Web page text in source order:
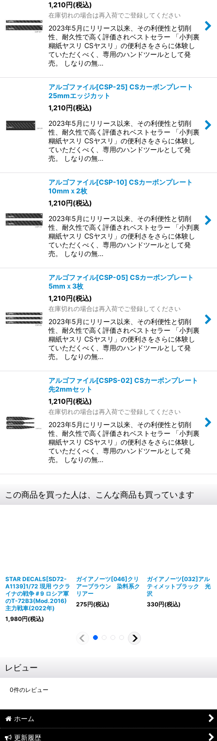
1,210円(税込)
在庫切れの場合は再入荷でご登録してください
2023年5月にリリース以来、その利便性と切削
性、耐久性で高く評価されベストセラー 「小判裏
糊紙ヤスリ CSヤスリ」の便利さをさらに体験し
ていただくべく、専用のハンドツールとして発
売。 しなりの無…
アルゴファイル[CSP-25] CSカーボンプレート
25mmエッジカット
1,210円(税込)
2023年5月にリリース以来、その利便性と切削
性、耐久性で高く評価されベストセラー 「小判裏
糊紙ヤスリ CSヤスリ」の便利さをさらに体験し
ていただくべく、専用のハンドツールとして発
売。 しなりの無…
アルゴファイル[CSP-10] CSカーボンプレート
10mmｘ2枚
1,210円(税込)
2023年5月にリリース以来、その利便性と切削
性、耐久性で高く評価されベストセラー 「小判裏
糊紙ヤスリ CSヤスリ」の便利さをさらに体験し
ていただくべく、専用のハンドツールとして発
売。 しなりの無…
アルゴファイル[CSP-05] CSカーボンプレート
5mmｘ3枚
1,210円(税込)
在庫切れの場合は再入荷でご登録してください
2023年5月にリリース以来、その利便性と切削
性、耐久性で高く評価されベストセラー 「小判裏
糊紙ヤスリ CSヤスリ」の便利さをさらに体験し
ていただくべく、専用のハンドツールとして発
売。 しなりの無…
アルゴファイル[CSPS-02] CSカーボンプレート
先2mmセット
1,210円(税込)
在庫切れの場合は再入荷でご登録してください
2023年5月にリリース以来、その利便性と切削
性、耐久性で高く評価されベストセラー 「小判裏
糊紙ヤスリ CSヤスリ」の便利さをさらに体験し
ていただくべく、専用のハンドツールとして発
売。 しなりの無…
この商品を買った人は、こんな商品も買っています
STAR DECALS[SD72-
A1139]1/72 現用 ウクラ
イナの戦争＃9 ロシア軍
のT-72B3(Mod.2016)
主力戦車(2022年)
1,980円(税込)
ガイアノーツ[046]クリ
アーブラウン 染料系ク
リアー
275円(税込)
ガイアノーツ[032]アル
ティメットブラック 光
沢
330円(税込)
レビュー
0件のレビュー
ホーム
更新履歴